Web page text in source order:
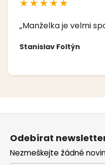
★★★★★
„Manželka je velmi
Stanislav Foltýn
Odebírat
Nezmeškejte žádné